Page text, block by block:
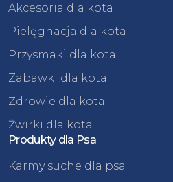
Akcesoria dla kota
Pielęgnacja dla kota
Przysmaki dla kota
Zabawki dla kota
Zdrowie dla kota
Żwirki dla kota
Produkty dla Psa
Karmy suche dla psa